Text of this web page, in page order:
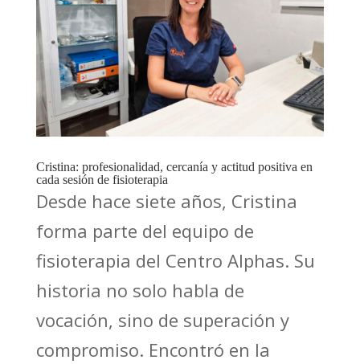
Cristina: profesionalidad, cercanía y actitud positiva en
cada sesión de fisioterapia
Desde hace siete años, Cristina
forma parte del equipo de
fisioterapia del Centro Alphas. Su
historia no solo habla de
vocación, sino de superación y
compromiso. Encontró en la